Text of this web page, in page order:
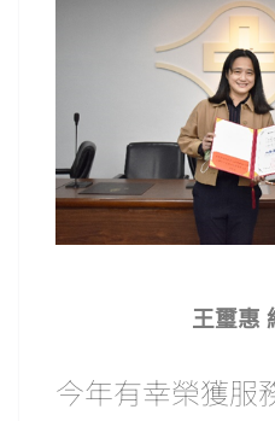
王璽惠
今年有幸榮獲服